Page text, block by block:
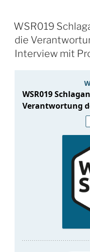
WSR019
die
Interview mit